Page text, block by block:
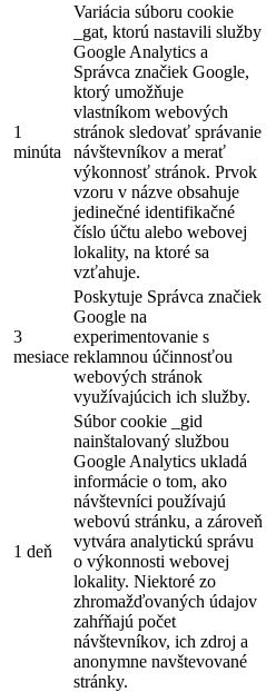
1
minúta
Variácia súboru cookie
_gat, ktorú nastavili služby
Google Analytics a
Správca značiek Google,
ktorý umožňuje
vlastníkom webových
stránok sledovať správanie
návštevníkov a merať
výkonnosť stránok. Prvok
vzoru v názve obsahuje
jedinečné identifikačné
číslo účtu alebo webovej
lokality, na ktoré sa
vzťahuje.
3
mesiace
Poskytuje Správca značiek
Google na
experimentovanie s
reklamnou účinnosťou
webových stránok
využívajúcich ich služby.
1 deň
Súbor cookie _gid
nainštalovaný službou
Google Analytics ukladá
informácie o tom, ako
návštevníci používajú
webovú stránku, a zároveň
vytvára analytickú správu
o výkonnosti webovej
lokality. Niektoré zo
zhromažďovaných údajov
zahŕňajú počet
návštevníkov, ich zdroj a
anonymne navštevované
stránky.